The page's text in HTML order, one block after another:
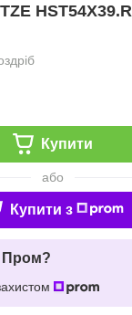
HST54X39.R
Купити
або
Купити з
Пром?